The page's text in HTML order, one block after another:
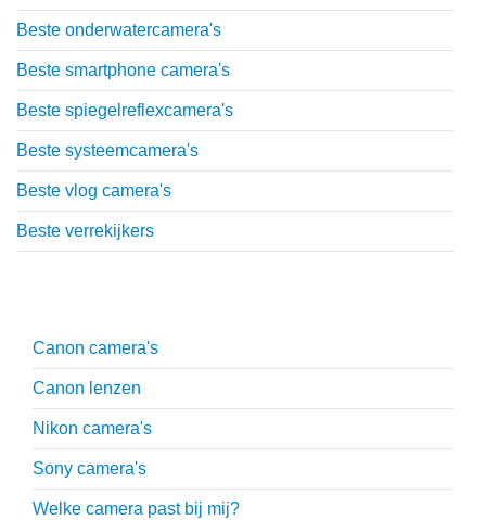
Beste onderwatercamera's
Beste smartphone camera's
Beste spiegelreflexcamera's
Beste systeemcamera's
Beste vlog camera's
Beste verrekijkers
Canon camera's
Canon lenzen
Nikon camera's
Sony camera's
Welke camera past bij mij?